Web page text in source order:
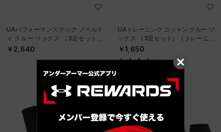
UAパフォーマンステック ノベルテ
ィ クルー ソックス （3足セット）
（トレーニング/UNISEX）
￥2,640
UAトレーニング コットン クルー ソ
ックス （3足セット）（トレーニン
グ/UNISEX）
￥1,650